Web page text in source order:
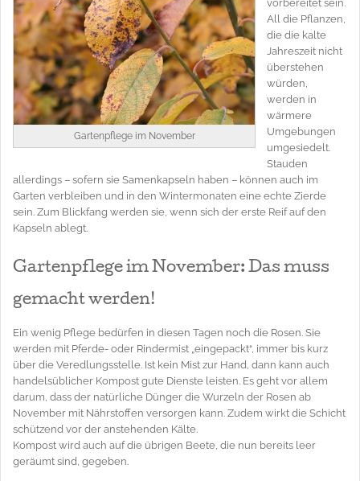
Gartenpflege im November
vorbereitet sein.
All die Pflanzen,
die die kalte
Jahreszeit nicht
überstehen
würden,
werden in
wärmere
Umgebungen
umgesiedelt.
Stauden
allerdings – sofern sie Samenkapseln haben – können auch im
Garten verbleiben und in den Wintermonaten eine echte Zierde
sein. Zum Blickfang werden sie, wenn sich der erste Reif auf den
Kapseln ablegt.
Gartenpflege im November: Das muss
gemacht werden!
Ein wenig Pflege bedürfen in diesen Tagen noch die Rosen. Sie
werden mit Pferde- oder Rindermist „eingepackt“, immer bis kurz
über die Veredlungsstelle. Ist kein Mist zur Hand, dann kann auch
handelsüblicher Kompost gute Dienste leisten. Es geht vor allem
darum, dass der natürliche Dünger die Wurzeln der Rosen ab
November mit Nährstoffen versorgen kann. Zudem wirkt die Schicht
schützend vor der anstehenden Kälte.
Kompost wird auch auf die übrigen Beete, die nun bereits leer
geräumt sind, gegeben.